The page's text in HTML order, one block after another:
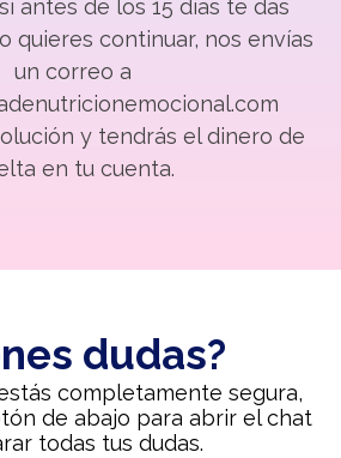
antes de los 15 días te das
quieres continuar, nos envías
un correo a
y tendrás el dinero de
en tu cuenta.
dudas?
completamente segura,
de abajo para abrir el chat
todas tus dudas.